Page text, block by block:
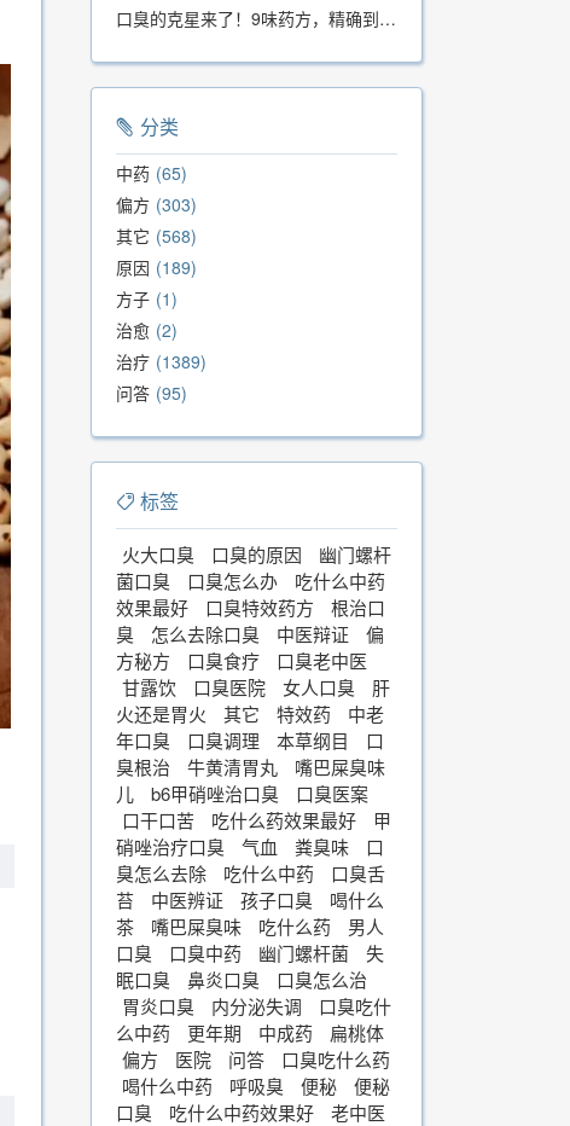
口臭的克星来了！9味药方，精确到克、药食同源、安全有效，速看！
分类
中药 65
偏方 303
其它 568
原因 189
方子 1
治愈 2
治疗 1389
问答 95
标签
火大口臭 口臭的原因
幽门螺杆
菌口臭
口臭怎么办
吃什么中药
效果最好
口臭特效药方
根治口
臭
怎么去除口臭 中医辩证
偏
方秘方
口臭食疗
口臭老中医
甘露饮
口臭医院 女人口臭
肝
火还是胃火
其它 特效药
中老
年口臭
口臭调理 本草纲目
口
臭根治
牛黄清胃丸
嘴巴屎臭味
儿
b6甲硝唑治口臭
口臭医案
口干口苦
吃什么药效果最好
甲
硝唑治疗口臭
气血 粪臭味
口
臭怎么去除
吃什么中药
口臭舌
苔
中医辨证 孩子口臭
喝什么
茶
嘴巴屎臭味 吃什么药
男人
口臭
口臭中药 幽门螺杆菌
失
眠口臭
鼻炎口臭
口臭怎么治
胃炎口臭
内分泌失调
口臭吃什
么中药
更年期 中成药
扁桃体
偏方
医院 问答
口臭吃什么药
喝什么中药
呼吸臭 便秘
便秘
口臭
吃什么中药效果好 老中医